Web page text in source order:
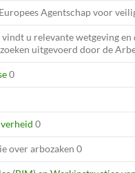
Europees Agentschap voor
u relevante wetgeving en
uitgevoerd door de
0
0
over arbozaken 0